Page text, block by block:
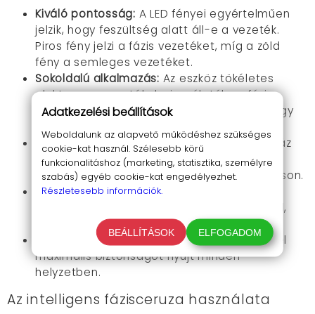
Kiváló pontosság: A LED fényei egyértelműen
jelzik, hogy feszültség alatt áll-e a vezeték.
Piros fény jelzi a fázis vezetéket, míg a zöld
fény a semleges vezetéket.
Sokoldalú alkalmazás: Az eszköz tökéletes
elektromos vezetékek vizsgálatához, fázis
kereséséhez, berendezések javításához vagy
Tartós és megbízható kivitel:Az erős ABS ház
és króm-vanádium acél hegyek biztosítják,
hogy az eszköz sokáig hű társad maradhasson.
Könnyű hordozhatóság:
segítségével könnyedén magaddal viheted,
bárhová is mész.
Biztonságos használat:Teljes szigetelésével
maximális biztonságot nyújt minden
helyzetben.
Az intelligens fázisceruza használata
Adatkezelési beállítások
Weboldalunk az alapvető működéshez szükséges
cookie-kat használ. Szélesebb körű
funkcionalitáshoz (marketing, statisztika, személyre
szabás) egyéb cookie-kat engedélyezhet.
Részletesebb információk.
BEÁLLÍTÁSOK ELFOGADOM